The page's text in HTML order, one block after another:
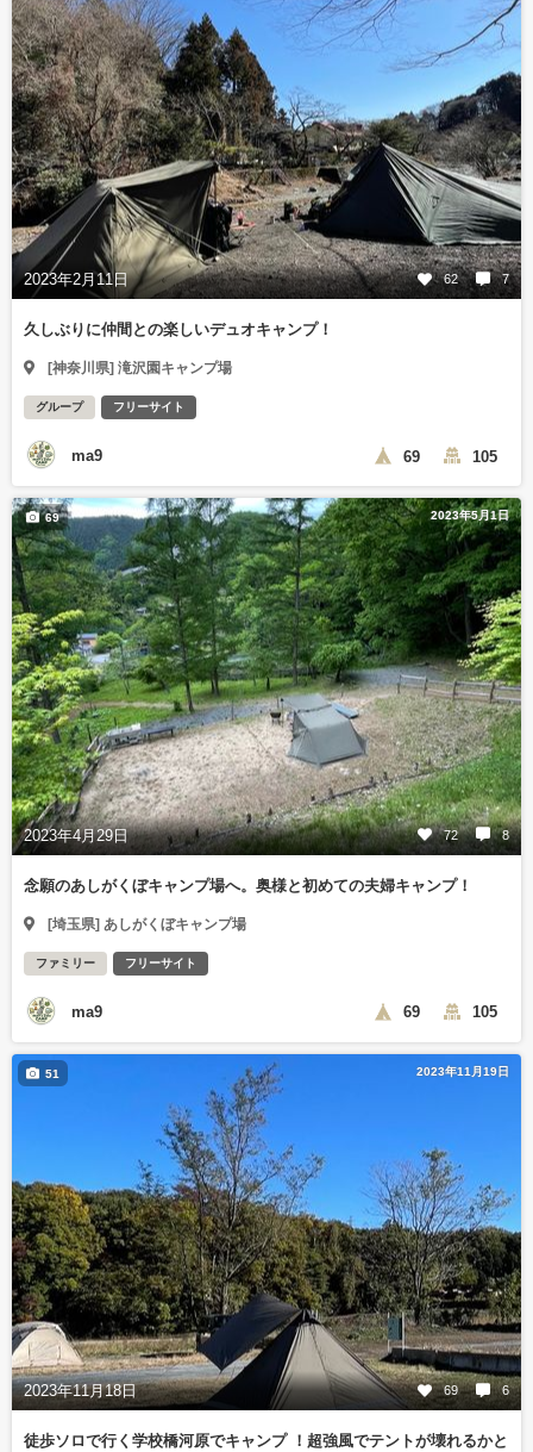
2023年2月11日 62 7
久しぶりに仲間との楽しいデュオキャンプ！
[神奈川県] 滝沢園キャンプ場
グループ フリーサイト
ma9 69 105
2023年5月1日
2023年4月29日 72 8
69
念願のあしがくぼキャンプ場へ。奥様と初めての夫婦キャンプ！
[埼玉県] あしがくぼキャンプ場
ファミリー フリーサイト
ma9 69 105
2023年11月19日
2023年11月18日 69 6
51
徒歩ソロで行く学校橋河原でキャンプ ！超強風でテントが壊れるかと